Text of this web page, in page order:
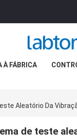
À FÁBRICA
Aleatório Da
de teste